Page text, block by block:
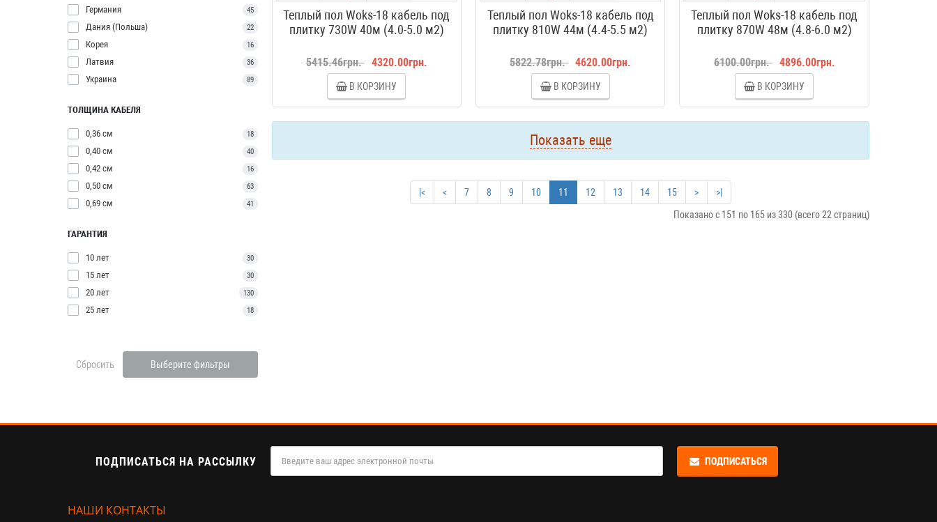
Германия 45
Дания (Польша) 22
Корея 16
Латвия 36
Украина 89
ТОЛЩИНА КАБЕЛЯ
0,36 см 18
0,40 см 40
0,42 см 16
0,50 см 63
0,69 см 41
ГАРАНТИЯ
10 лет 30
15 лет 30
20 лет 130
25 лет 18
Сбросить Выберите фильтры
Теплый пол Woks-18 кабель под
плитку 730W 40м (4.0-5.0 м2)
5415.46грн. 4320.00грн.
В КОРЗИНУ
Теплый пол Woks-18 кабель под
плитку 810W 44м (4.4-5.5 м2)
5822.78грн. 4620.00грн.
В КОРЗИНУ
Теплый пол Woks-18 кабель под
плитку 870W 48м (4.8-6.0 м2)
6100.00грн. 4896.00грн.
В КОРЗИНУ
Показать еще
|< < 7 8 9 10 11 12 13 14 15 >
>|
Показано с 151 по 165 из 330 (всего 22 страниц)
ПОДПИСАТЬСЯ НА РАССЫЛКУ ПОДПИСАТЬСЯ
НАШИ КОНТАКТЫ